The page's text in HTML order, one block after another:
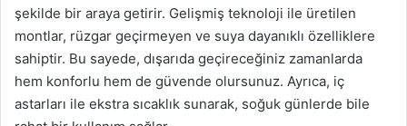
şekilde bir araya getirir. Gelişmiş teknoloji ile üretilen
montlar, rüzgar geçirmeyen ve suya dayanıklı özelliklere
sahiptir. Bu sayede, dışarıda geçireceğiniz zamanlarda
hem konforlu hem de güvende olursunuz. Ayrıca, iç
astarları ile ekstra sıcaklık sunarak, soğuk günlerde bile